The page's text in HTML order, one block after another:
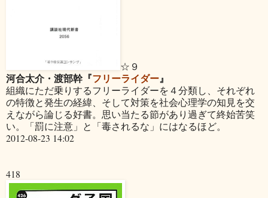
☆９
河合太介・渡部幹『フリーライダー』
組織にただ乗りするフリーライダーを４分類し、それぞれ
の特徴と発生の経緯、そして対策を社会心理学の知見を交
えながら論じる好書。思い当たる節があり過ぎて終始苦笑
い。「罰に注意」と「毒されるな」にはなるほど。
2012-08-23 14:02
418